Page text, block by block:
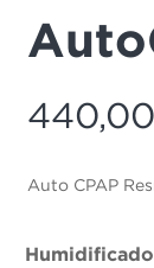
440,00
Auto CPAP